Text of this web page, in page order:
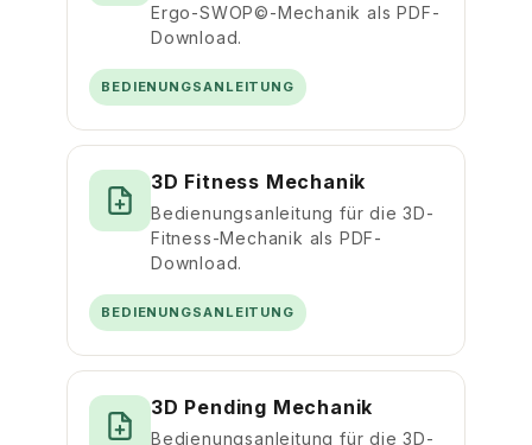
Ergo-SWOP©-Mechanik als PDF-
Download.
BEDIENUNGSANLEITUNG
3D Fitness Mechanik
Bedienungsanleitung für die 3D-
Fitness-Mechanik als PDF-
Download.
BEDIENUNGSANLEITUNG
3D Pending Mechanik
Bedienungsanleitung für die 3D-